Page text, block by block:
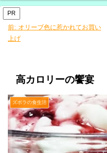
PR
前: オリーブ色に惹かれてお買い
上げ
高カロリーの饗宴
ズボラの食生活